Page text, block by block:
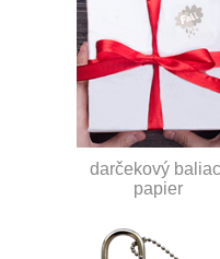
darčekový
papier